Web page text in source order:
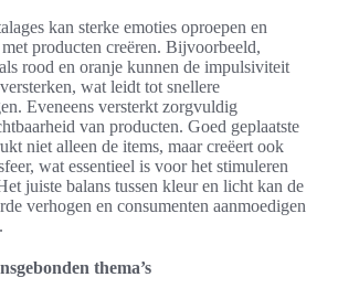
kan sterke emoties oproepen en
producten creëren. Bijvoorbeeld,
rood en oranje kunnen de impulsiviteit
wat leidt tot snellere
Eveneens versterkt zorgvuldig
van producten. Goed geplaatste
niet alleen de items, maar creëert ook
wat essentieel is voor het stimuleren
juiste balans tussen kleur en licht kan de
verhogen en consumenten aanmoedigen
thema’s